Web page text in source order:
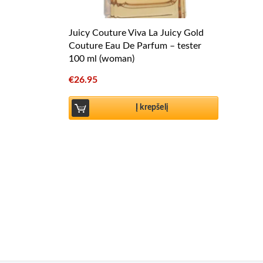
Juicy Couture Viva La Juicy Gold
Couture Eau De Parfum – tester
100 ml (woman)
€26.95
Į krepšelį